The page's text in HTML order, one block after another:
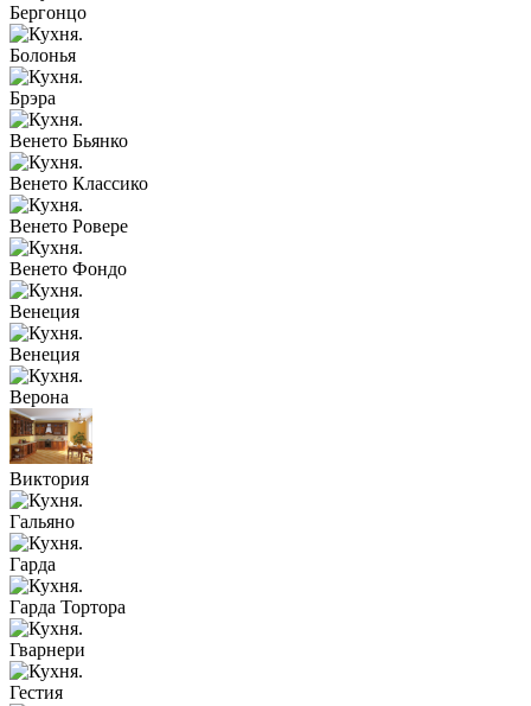
Бергонцо
Болонья
Брэра
Венето Бьянко
Венето Классико
Венето Ровере
Венето Фондо
Венеция
Венеция
Верона
Виктория
Гальяно
Гарда
Гарда Тортора
Гварнери
Гестия